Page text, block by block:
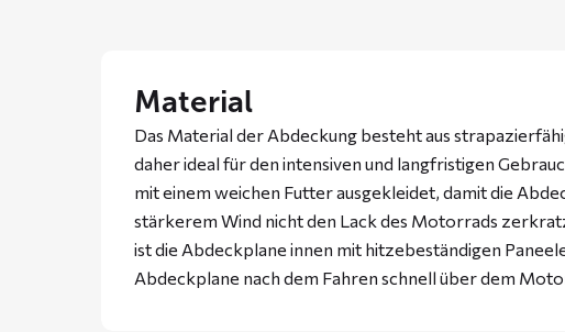
Material
Das Material der Abdeckung besteht aus
daher ideal für den intensiven und langfristigen
mit einem weichen Futter ausgekleidet, damit die
stärkerem Wind nicht den Lack des Motorrads
ist die Abdeckplane innen mit hitzebeständigen
Abdeckplane nach dem Fahren schnell über dem